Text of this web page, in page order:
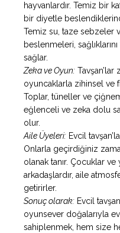
hayvanlardır. Temiz bir
bir diyetle
Temiz su, taze sebzeler
beslenmeleri,
sağlar.
Zeka ve Oyun: Tavşan’lar
oyuncaklarla zihinsel ve
Toplar, tüneller ve
eğlenceli ve zeka dolu
olur.
Aile Üyeleri: Evcil
Onlarla geçirdiğiniz
olanak tanır. Çocuklar
arkadaşlardır, aile
getirirler.
Sonuç olarak: Evcil
oyunsever doğalarıyla
sahiplenmek, hem size